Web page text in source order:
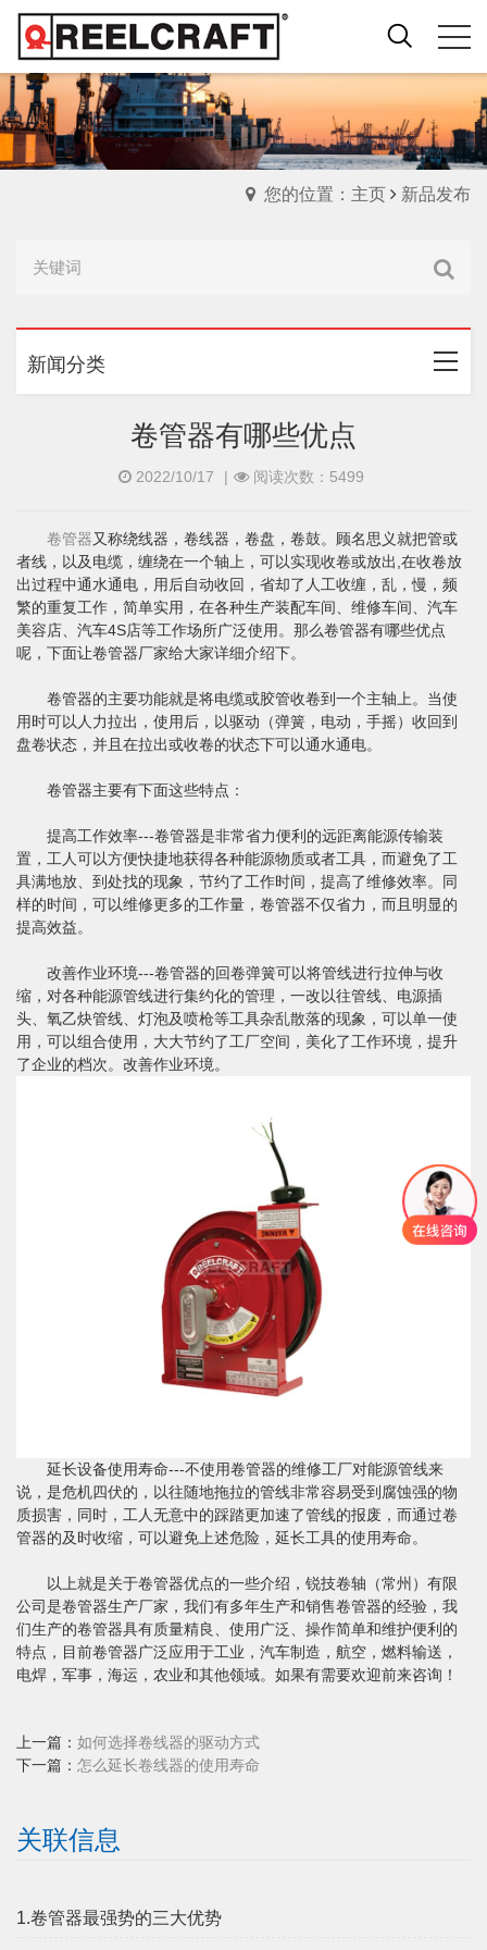
您的位置：主页 新品发布
新闻分类
卷管器有哪些优点
2022/10/17 | 阅读次数：5499
卷管器又称绕线器，卷线器，卷盘，卷鼓。顾名思义就把管或
者线，以及电缆，缠绕在一个轴上，可以实现收卷或放出,在收卷放
出过程中通水通电，用后自动收回，省却了人工收缠，乱，慢，频
繁的重复工作，简单实用，在各种生产装配车间、维修车间、汽车
美容店、汽车4S店等工作场所广泛使用。那么卷管器有哪些优点
呢，下面让卷管器厂家给大家详细介绍下。
卷管器的主要功能就是将电缆或胶管收卷到一个主轴上。当使
用时可以人力拉出，使用后，以驱动（弹簧，电动，手摇）收回到
盘卷状态，并且在拉出或收卷的状态下可以通水通电。
卷管器主要有下面这些特点：
提高工作效率---卷管器是非常省力便利的远距离能源传输装
置，工人可以方便快捷地获得各种能源物质或者工具，而避免了工
具满地放、到处找的现象，节约了工作时间，提高了维修效率。同
样的时间，可以维修更多的工作量，卷管器不仅省力，而且明显的
提高效益。
改善作业环境---卷管器的回卷弹簧可以将管线进行拉伸与收
缩，对各种能源管线进行集约化的管理，一改以往管线、电源插
头、氧乙炔管线、灯泡及喷枪等工具杂乱散落的现象，可以单一使
用，可以组合使用，大大节约了工厂空间，美化了工作环境，提升
了企业的档次。改善作业环境。
延长设备使用寿命---不使用卷管器的维修工厂对能源管线来
说，是危机四伏的，以往随地拖拉的管线非常容易受到腐蚀强的物
质损害，同时，工人无意中的踩踏更加速了管线的报废，而通过卷
管器的及时收缩，可以避免上述危险，延长工具的使用寿命。
以上就是关于卷管器优点的一些介绍，锐技卷轴（常州）有限
公司是卷管器生产厂家，我们有多年生产和销售卷管器的经验，我
们生产的卷管器具有质量精良、使用广泛、操作简单和维护便利的
特点，目前卷管器广泛应用于工业，汽车制造，航空，燃料输送，
电焊，军事，海运，农业和其他领域。如果有需要欢迎前来咨询！
上一篇： 如何选择卷线器的驱动方式
下一篇： 怎么延长卷线器的使用寿命
关联信息
1.卷管器最强势的三大优势